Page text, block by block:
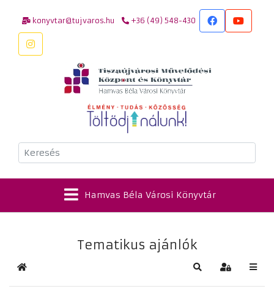
konyvtar@tujvaros.hu +36 (49) 548-430
Keresés
Hamvas Béla Városi Könyvtár
Tematikus ajánlók
Kezdőlap Keresés